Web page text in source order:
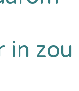
in zou